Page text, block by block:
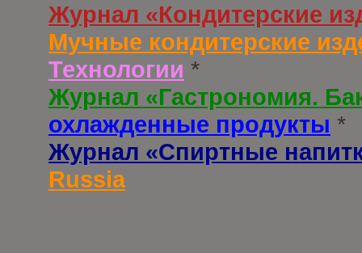
Журнал «Кондитерские
Мучные кондитерские
Технологии *
Журнал «Гастрономия.
охлажденные продукты *
Журнал «Спиртные
Russia